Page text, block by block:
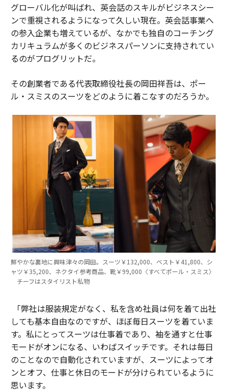
グローバル化が叫ばれ、英会話のスキルがビジネスシー
ンで重視されるようになって久しい現在。英会話事業へ
の参入企業も増えているが、なかでも独自のコーチング
カリキュラムが多くのビジネスパーソンに支持されてい
るのがプログリットだ。
その創業者である代表取締役社長の岡田祥吾は、ポー
ル・スミスのスーツをどのように着こなすのだろうか。
鮮やかな裏地に興味津々の岡田。スーツ￥132,000、ベスト￥41,800、シ
ャツ￥35,200、ネクタイ参考商品、靴￥99,000〈すべてポール・スミス〉
チーフはスタイリスト私物
「弊社は服装規定がなく、私を含め社員は何を着て出社
しても基本自由なのですが、ほぼ毎日スーツを着ていま
す。私にとってスーツは仕事着であり、袖を通すと仕事
モードがオンになる、いわばスイッチです。それは毎日
のことなので自動化されていますが、スーツによってオ
ンとオフ、仕事と休日のモードが分けられているように
思います。